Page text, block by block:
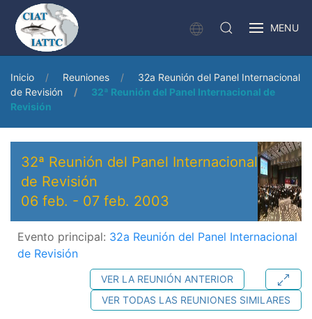
MENU
Inicio Reuniones
32a Reunión del Panel Internacional
de Revisión
32ª Reunión del Panel Internacional de
Revisión
32ª Reunión del Panel Internacional
de Revisión
06 feb. - 07 feb. 2003
Evento principal: 32a Reunión del Panel Internacional
de Revisión
VER LA REUNIÓN ANTERIOR
VER TODAS LAS REUNIONES SIMILARES